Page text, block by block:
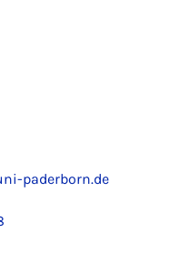
paderborn.de